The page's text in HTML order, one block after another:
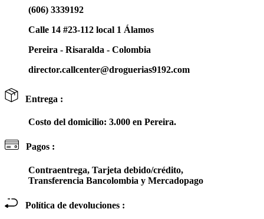
(606) 3339192
Calle 14 #23-112 local 1 Álamos
Pereira - Risaralda - Colombia
director.callcenter@droguerias9192.com
Entrega :
Costo del domicilio: 3.000 en Pereira.
Pagos :
Contraentrega, Tarjeta debido/crédito,
Transferencia Bancolombia y Mercadopago
Política de devoluciones :